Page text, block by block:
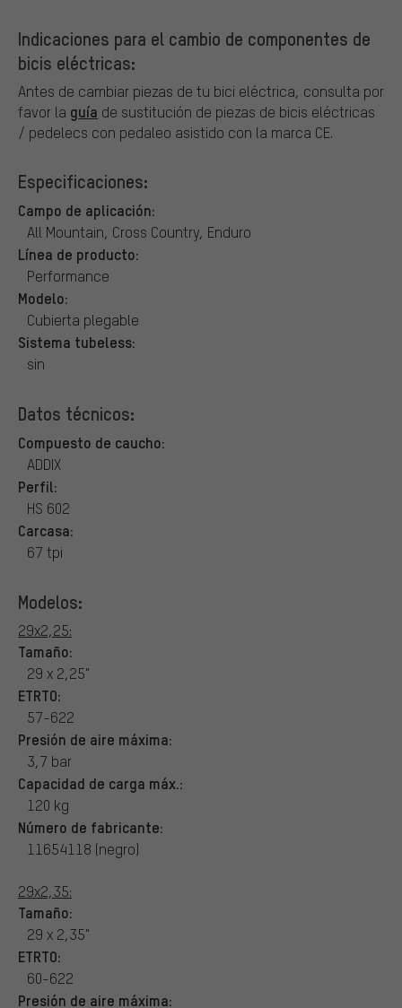
Indicaciones para el cambio de componentes de
bicis eléctricas:
Antes de cambiar piezas de tu bici eléctrica, consulta por
favor la guía de sustitución de piezas de bicis eléctricas
/ pedelecs con pedaleo asistido con la marca CE.
Especificaciones:
Campo de aplicación:
All Mountain, Cross Country, Enduro
Línea de producto:
Performance
Modelo:
Cubierta plegable
Sistema tubeless:
sin
Datos técnicos:
Compuesto de caucho:
ADDIX
Perfil:
HS 602
Carcasa:
67 tpi
Modelos:
29x2,25:
Tamaño:
29 x 2,25"
ETRTO:
57-622
Presión de aire máxima:
3,7 bar
Capacidad de carga máx.:
120 kg
Número de fabricante:
11654118 (negro)
29x2,35:
Tamaño:
29 x 2,35"
ETRTO:
60-622
Presión de aire máxima: